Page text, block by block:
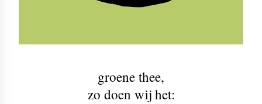
groene thee,
zo doen wij het: